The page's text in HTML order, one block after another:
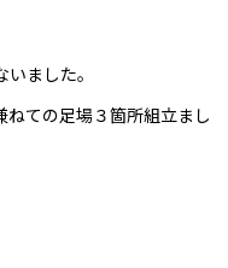
ました。
ねての足場３箇所組立まし